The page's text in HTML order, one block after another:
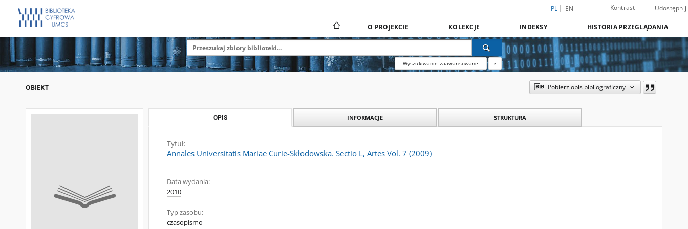
PL EN Kontrast Udostępnij
O PROJEKCIE KOLEKCJE INDEKSY HISTORIA PRZEGLĄDANIA
Wyszukiwanie zaawansowane ?
OBIEKT Pobierz opis bibliograficzny
OPIS INFORMACJE STRUKTURA
Tytuł:
Annales Universitatis Mariae Curie-Skłodowska. Sectio L, Artes Vol. 7 (2009)
Data wydania:
2010
Typ zasobu:
czasopismo